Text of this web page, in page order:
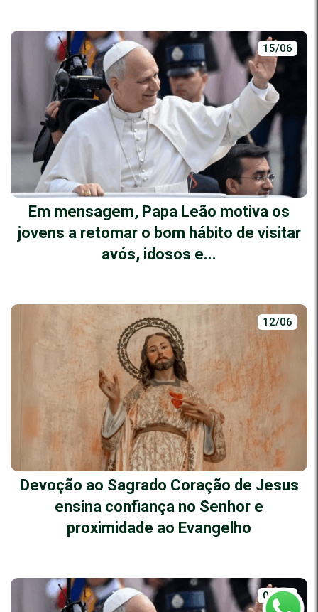
15/06
Em mensagem, Papa Leão motiva os
jovens a retomar o bom hábito de visitar
avós, idosos e...
12/06
Devoção ao Sagrado Coração de Jesus
ensina confiança no Senhor e
proximidade ao Evangelho
02/06